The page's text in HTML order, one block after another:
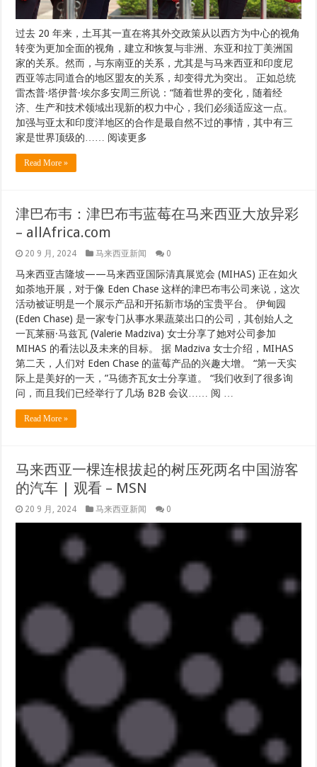
过去 20 年来，土耳其一直在将其外交政策从以西方为中心的视角
转变为更加全面的视角，建立和恢复与非洲、东亚和拉丁美洲国
家的关系。然而，与东南亚的关系，尤其是与马来西亚和印度尼
西亚等志同道合的地区盟友的关系，却变得尤为突出。 正如总统
雷杰普·塔伊普·埃尔多安周三所说：“随着世界的变化，随着经
济、生产和技术领域出现新的权力中心，我们必须适应这一点。
加强与亚太和印度洋地区的合作是最自然不过的事情，其中​​有三
家是世界顶级的…… 阅读更多
Read More »
津巴布韦：津巴布韦蓝莓在马来西亚大放异彩
– allAfrica.com
20 9 月, 2024 马来西亚新闻 0
马来西亚吉隆坡——马来西亚国际清真展览会 (MIHAS) 正在如火
如荼地开展，对于像 Eden Chase 这样的津巴布韦公司来说，这次
活动被证明是一个展示产品和开拓新市场的宝贵平台。 伊甸园
(Eden Chase) 是一家专门从事水果蔬菜出口的公司，其创始人之
一瓦莱丽·马兹瓦 (Valerie Madziva) 女士分享了她对公司参加
MIHAS 的看法以及未来的目标。 据 Madziva 女士介绍，MIHAS
第二天，人们对 Eden Chase 的蓝莓产品的兴趣大增。 “第一天实
际上是美好的一天，”马德齐瓦女士分享道。 “我们收到了很多询
问，而且我们已经举行了几场 B2B 会议…… 阅 …
Read More »
马来西亚一棵连根拔起的树压死两名中国游客
的汽车 | 观看 – MSN
20 9 月, 2024 马来西亚新闻 0